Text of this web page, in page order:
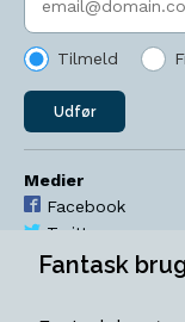
Tilmeld
Udfør
Medier
Facebook
Twitter
YouTube
Fantask